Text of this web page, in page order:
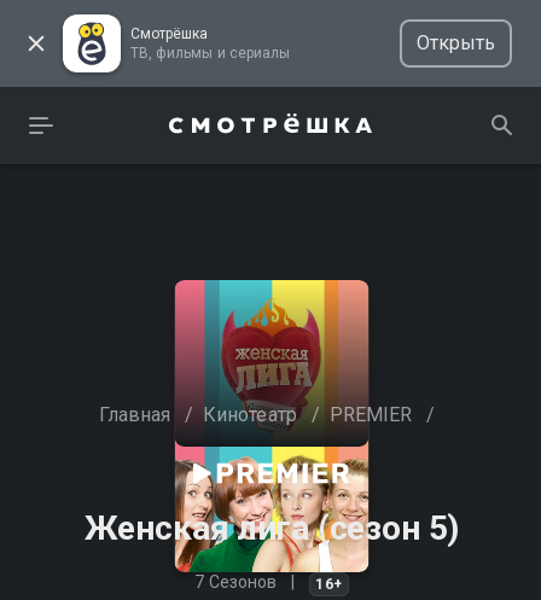
Смотрёшка
ТВ, фильмы и сериалы
Открыть
Главная / Кинотеатр / PREMIER /
Женская лига (сезон 5)
7 Сезонов 16+